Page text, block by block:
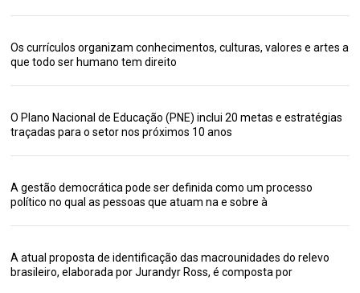
Os currículos organizam conhecimentos, culturas, valores e artes a
que todo ser humano tem direito
O Plano Nacional de Educação (PNE) inclui 20 metas e estratégias
traçadas para o setor nos próximos 10 anos
A gestão democrática pode ser definida como um processo
político no qual as pessoas que atuam na e sobre à
A atual proposta de identificação das macrounidades do relevo
brasileiro, elaborada por Jurandyr Ross, é composta por